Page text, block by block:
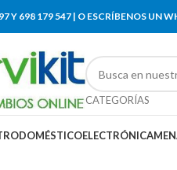
Y 698 179 547 | O ESCRÍBENOS UN
CATEGORÍAS
ELECTRÓNICA